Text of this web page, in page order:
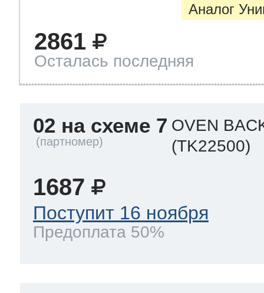
Аналог
2861
Осталась последняя
02 на схеме 7 OVEN
(TK22500)
1687
Поступит 16 ноября
Предоплата 50%